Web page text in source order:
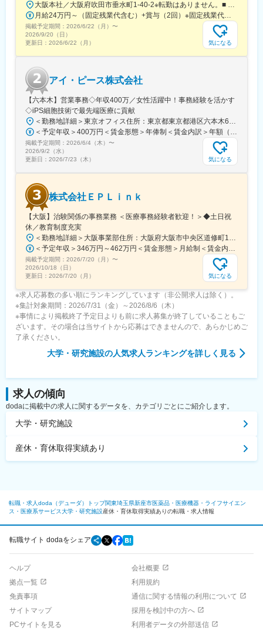
大阪本社／大阪府吹田市垂水町1-40-2※転勤はありません。■ アクセス阪急電鉄千里線「豊津駅」より徒歩9分大阪メトロ御堂筋線「江坂駅」より徒歩12分※受動喫煙対策実施
月給24万円～（固定残業代含む）+賞与（2回）※固定残業代は、時間外労働の有無に関わらず25時間・月3万8600円～支給上記を超える時間外労働分は追加で支給※年齢・経験・保有資格を考慮のうえ決定します
掲載予定期間： 2026/6/22（月） 〜
2026/9/20（日）
更新日： 2026/6/22（月） 気になる
アイ・ピース株式会社
【六本木】営業事務◇年収400万／女性活躍中！事務経験を活かす
◇iPS細胞技術で最先端医療に貢献
＜勤務地詳細＞東京オフィス住所：東京都東京都港区六本木6-15-1 勤務地最寄駅：東京メトロ 日比谷線／六本木駅受動喫煙対策：屋内全面禁煙変更の範囲：会社の定める事業所
＜予定年収＞400万円＜賃金形態＞年俸制＜賃金内訳＞年額（基本給）：3,108,920円固定残業手当/月：74,490円（固定残業時間40時間0分/月）超過した時間外労働の残業手当は追加支給＜月額＞333,566円（12分割）（一律手当を含む）＜昇給有無＞有＜残業手当＞有＜給与補足＞※固定残業代制、超過分別途支給賃金はあくまでも目安の金額であり、選考を通じて上下する可能性があります。月給(月額)は固定手当を含めた表記です。
掲載予定期間： 2026/6/4（木） 〜
2026/9/2（水）
更新日： 2026/7/23（木） 気になる
株式会社ＥＰＬｉｎｋ
【大阪】治験関係の事務業務 ＜医療事務経験者歓迎！＞◆土日祝
休／教育制度充実
＜勤務地詳細＞大阪事業部住所：大阪府大阪市中央区道修町1-5-18 朝日生命道修町ビル3階勤務地最寄駅：大阪市営堺筋線／北浜駅受動喫煙対策：敷地内全面禁煙変更の範囲：会社の定める事業所
＜予定年収＞346万円～462万円＜賃金形態＞月給制＜賃金内訳＞月額（基本給）：210,500円～277,900円その他固定手当/月：8,000円～15,000円＜月給＞218,500円～292,900円＜昇給有無＞有＜残業手当＞有＜給与補足＞前職・経験を考慮の上、決定致します。■年収内訳＝基本給×12ヶ月＋賞与（基本給×4ヶ月)■賞与：年2回（6月、12月）／昇給：年1回（10月）※業績に応じ、決算賞与（秋季賞与）支給の場合あり（10月）■時間外・休日出勤手当等の割増賃金は別途支給賃金はあくまでも目安の金額であり、選考を通じて上下する可能性があります。月給(月額)は固定手当を含めた表記です。
掲載予定期間： 2026/7/20（月） 〜
2026/10/18（日）
更新日： 2026/7/20（月） 気になる
※求人応募数の多い順にランキングしています（非公開求人は除く）。
※集計対象期間：2026/7/31（金）～2026/8/6（木）
※事情により掲載終了予定日よりも前に求人募集が終了していることもご
ざいます。その場合は当サイトから応募はできませんので、あらかじめご
了承ください。
大学・研究施設の人気求人ランキングを詳しく見る
求人の傾向
dodaに掲載中の求人に関するデータを、カテゴリごとにご紹介します。
大学・研究施設
産休・育休取得実績あり
転職・求人doda（デューダ）トップ関東埼玉県新座市医薬品・医療機器・ライフサイエン
ス・医療系サービス大学・研究施設産休・育休取得実績ありの転職・求人情報
転職サイト dodaをシェア
ヘルプ
会社概要
拠点一覧
利用規約
免責事項
通信に関する情報の利用について
サイトマップ
採用を検討中の方へ
PCサイトを見る
利用者データの外部送信